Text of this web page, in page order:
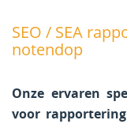
SEO / SEA
notendop
Onze ervaren
voor